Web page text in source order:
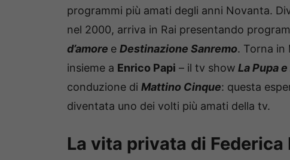
programmi più amati degli anni Novanta.
nel 2000, arriva in Rai presentando
d’amore e Destinazione Sanremo. Torna in
insieme a Enrico Papi – il tv show La Pupa
conduzione di Mattino Cinque: questa
diventata uno dei volti più amati della tv.
La vita privata di Federica